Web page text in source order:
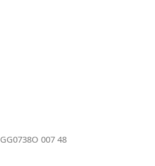
GG0738O 007 48